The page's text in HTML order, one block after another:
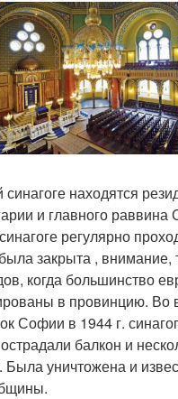
находятся
и главного
регулярно
закрыта , внимание,
когда большинство
в провинцию. Во
Софии в 1944 г.
балкон и
Была уничтожена и